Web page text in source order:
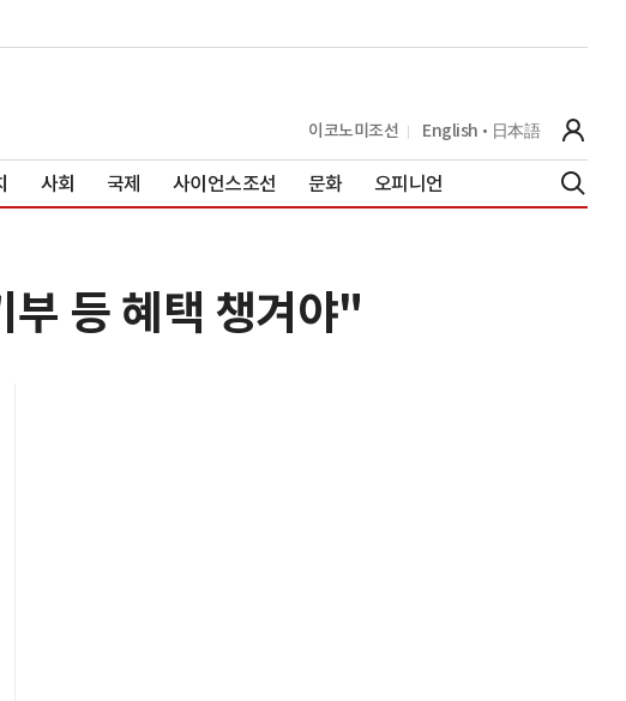
이코노미조선 English 日本語
사회 국제 사이언스조선 문화 오피니언
등 혜택 챙겨야"